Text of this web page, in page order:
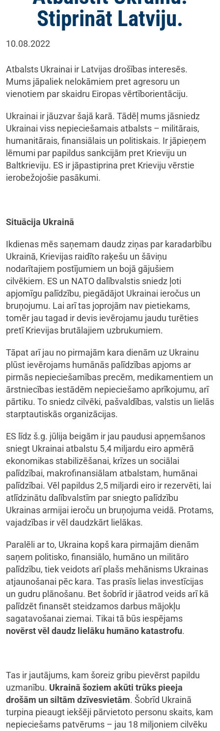
Stiprināt Latviju.
10.08.2022
Atbalsts Ukrainai ir Latvijas drošības interesēs.
Mums jāpaliek nelokāmiem pret agresoru un
vienotiem par skaidru Eiropas vērtīborientāciju.
Ukrainai ir jāuzvar šajā karā. Tādēļ mums jāsniedz
Ukrainai viss nepieciešamais atbalsts – militārais,
humanitārais, finansiālais un politiskais. Ir jāpieņem
lēmumi par papildus sankcijām pret Krieviju un
Baltkrieviju. ES ir jāpastiprina pret Krieviju vērstie
ierobežojošie pasākumi.
Situācija Ukrainā
Ikdienas mēs saņemam daudz ziņas par karadarbību
Ukrainā, Krievijas raidīto raķešu un šāviņu
nodarītajiem postījumiem un bojā gājušiem
cilvēkiem. ES un NATO dalībvalstis sniedz ļoti
apjomīgu palīdzību, piegādājot Ukrainai ieročus un
bruņojumu. Lai arī tas joprojām nav pietiekams,
tomēr jau tagad ir devis ievērojamu jaudu turēties
pretī Krievijas brutālajiem uzbrukumiem.
Tāpat arī jau no pirmajām kara dienām uz Ukrainu
plūst ievērojams humānās palīdzības apjoms ar
pirmās nepieciešamības precēm, medikamentiem un
ārstniecības iestādēm nepieciešamo aprīkojumu, arī
pārtiku. To sniedz cilvēki, pašvaldības, valstis un lielās
starptautiskās organizācijas.
ES līdz š.g. jūlija beigām ir jau paudusi apņemšanos
sniegt Ukrainai atbalstu 5,4 miljardu eiro apmērā
ekonomikas stabilizēšanai, krīzes un sociālai
palīdzībai, makrofinansiālam atbalstam, humānai
palīdzībai. Vēl papildus 2,5 miljardi eiro ir rezervēti, lai
atlīdzinātu dalībvalstīm par sniegto palīdzību
Ukrainas armijai ieroču un bruņojuma veidā. Protams,
vajadzības ir vēl daudzkārt lielākas.
Paralēli ar to, Ukraina kopš kara pirmajām dienām
saņem politisko, finansiālo, humāno un militāro
palīdzību, tiek veidots arī plašs mehānisms Ukrainas
atjaunošanai pēc kara. Tas prasīs lielas investīcijas
un gudru plānošanu. Bet šobrīd ir jāatrod veids arī kā
palīdzēt finansēt steidzamos darbus mājokļu
sagatavošanai ziemai. Tikai tā būs iespējams
novērst vēl daudz lielāku humāno katastrofu.
Tas ir jautājums, kam šoreiz gribu pievērst papildu
uzmanību. Ukrainā šoziem akūti trūks pieeja
drošām un siltām dzīvesvietām. Šobrīd Ukrainā
turpina pieaugt iekšēji pārvietoto personu skaits, kam
nepieciešams patvērums – jau 18 miljoniem cilvēku